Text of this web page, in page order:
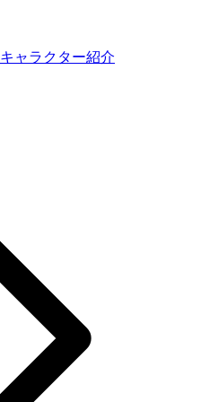
キャラクター紹介